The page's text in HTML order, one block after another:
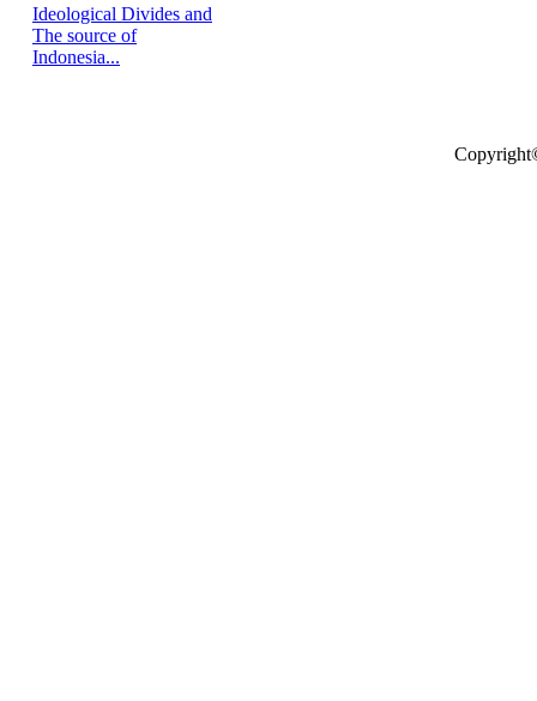
Ideological Divides and
The source of
Indonesia...